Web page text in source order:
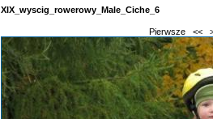
XIX_wyscig_rowerowy_Male_Ciche_6
Pierwsze <<